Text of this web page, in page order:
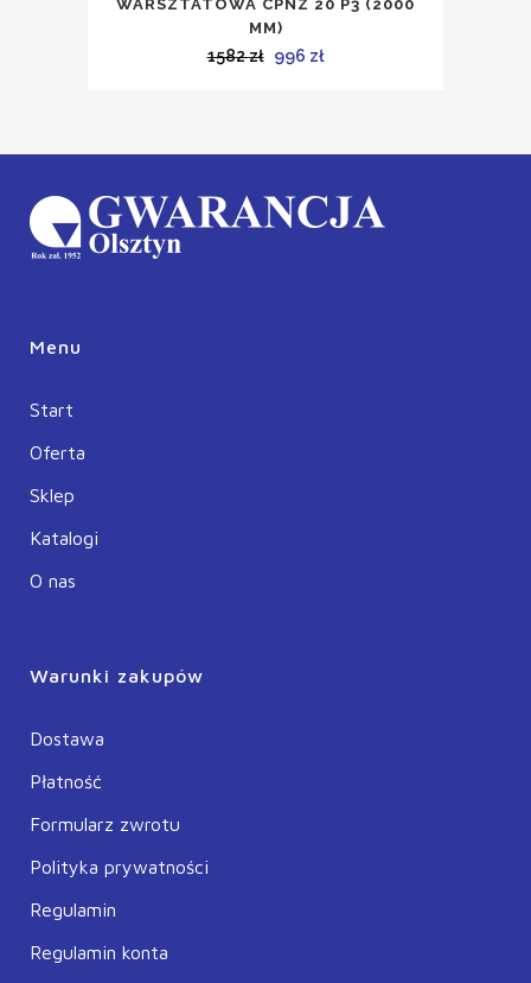
WARSZTATOWA CPNZ 20 P3 (2000
MM)
1582zł Pierwotna
996 złAktualna
Menu
Start
Oferta
Sklep
Katalogi
O nas
Warunki zakupów
Dostawa
Płatność
Formularz zwrotu
Polityka prywatności
Regulamin
Regulamin konta